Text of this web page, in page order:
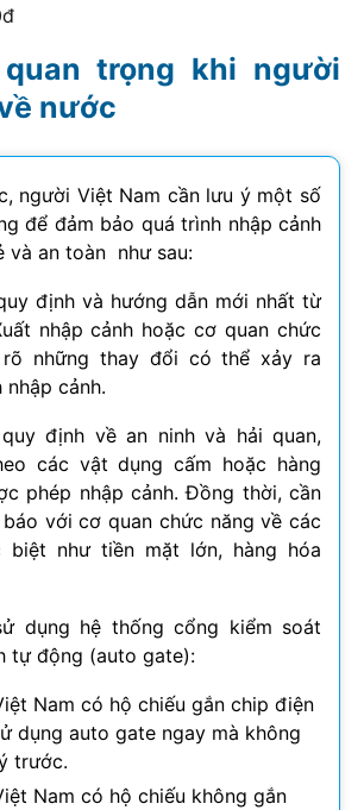
trọng khi người
nước
người Việt Nam cần lưu ý một số
để đảm bảo quá trình nhập cảnh
và an toàn như sau:
định và hướng dẫn mới nhất từ
nhập cảnh hoặc cơ quan chức
rõ những thay đổi có thể xảy ra
cảnh.
định về an ninh và hải quan,
các vật dụng cấm hoặc hàng
phép nhập cảnh. Đồng thời, cần
với cơ quan chức năng về các
biệt như tiền mặt lớn, hàng hóa
dụng hệ thống cổng kiểm soát
tự động (auto gate):
Nam có hộ chiếu gắn chip điện
dụng auto gate ngay mà không
trước.
Nam có hộ chiếu không gắn